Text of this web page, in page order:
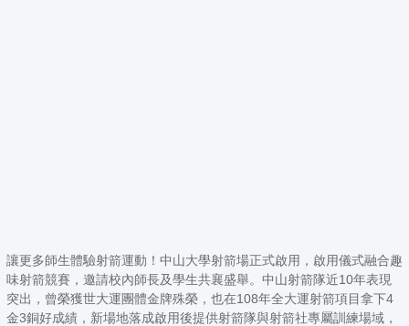
讓更多師生體驗射箭運動！中山大學射箭場正式啟用，啟用儀式融合趣
味射箭競賽，邀請校內師長及學生共襄盛舉。中山射箭隊近10年表現
突出，曾榮獲世大運團體金牌殊榮，也在108年全大運射箭項目拿下4
金3銅好成績，新場地落成啟用後提供射箭隊與射箭社專屬訓練場域，